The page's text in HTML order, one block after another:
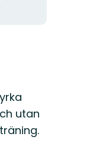
utan